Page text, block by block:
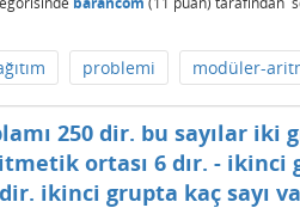
problemi modüler-
250 dir. bu sayılar iki
ortası 6 dır. - ikinci
ikinci grupta kaç sayı